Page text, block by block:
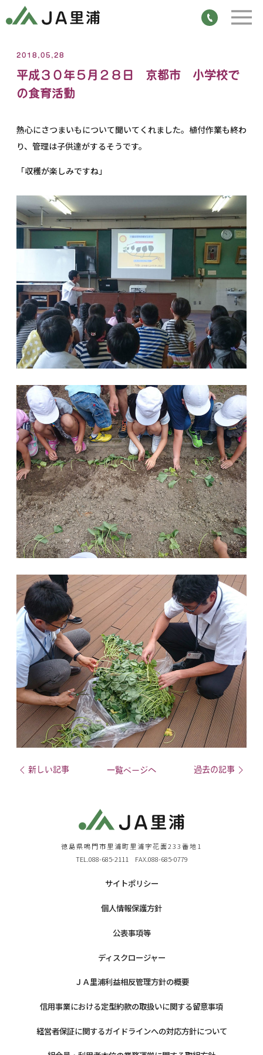
2018,05,28
平成３０年５月２８日 京都市 小学校で
の食育活動
熱心にさつまいもについて聞いてくれました。植付作業も終わ
り、管理は子供達がするそうです。
「収穫が楽しみですね」
新しい記事 一覧ページへ 過去の記事
徳島県鳴門市里浦町里浦字花面233番地1
TEL.088-685-2111 FAX.088-685-0779
サイトポリシー
個人情報保護方針
公表事項等
ディスクロージャー
ＪＡ里浦利益相反管理方針の概要
信用事業における定型約款の取扱いに関する留意事項
経営者保証に関するガイドラインへの対応方針について